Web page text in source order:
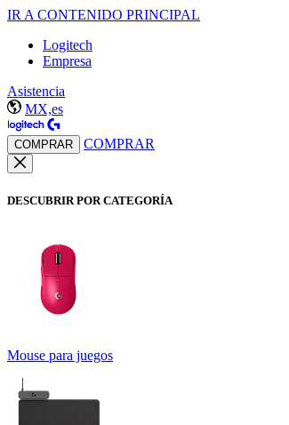
IR A CONTENIDO PRINCIPAL
Logitech
Empresa
Asistencia
MX,es
COMPRAR COMPRAR
DESCUBRIR POR CATEGORÍA
Mouse para juegos